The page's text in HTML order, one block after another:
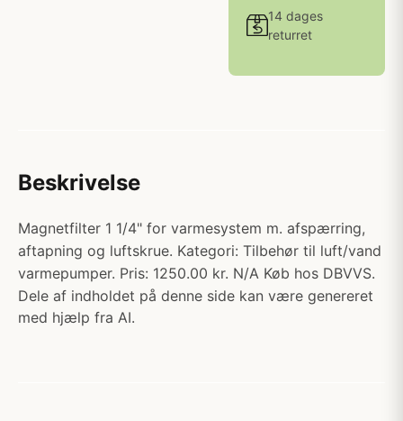
14 dages
returret
Beskrivelse
Magnetfilter 1 1/4" for varmesystem m. afspærring,
aftapning og luftskrue. Kategori: Tilbehør til luft/vand
varmepumper. Pris: 1250.00 kr. N/A Køb hos DBVVS.
Dele af indholdet på denne side kan være genereret
med hjælp fra AI.